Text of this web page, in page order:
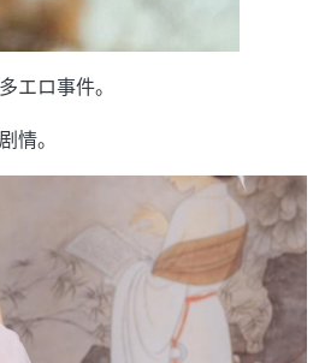
エロ事件。
情。